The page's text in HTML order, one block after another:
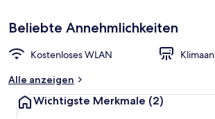
Beliebte Annehmlichkeiten
Kostenloses WLAN
Alle anzeigen
Wichtigste Merkmale (2)